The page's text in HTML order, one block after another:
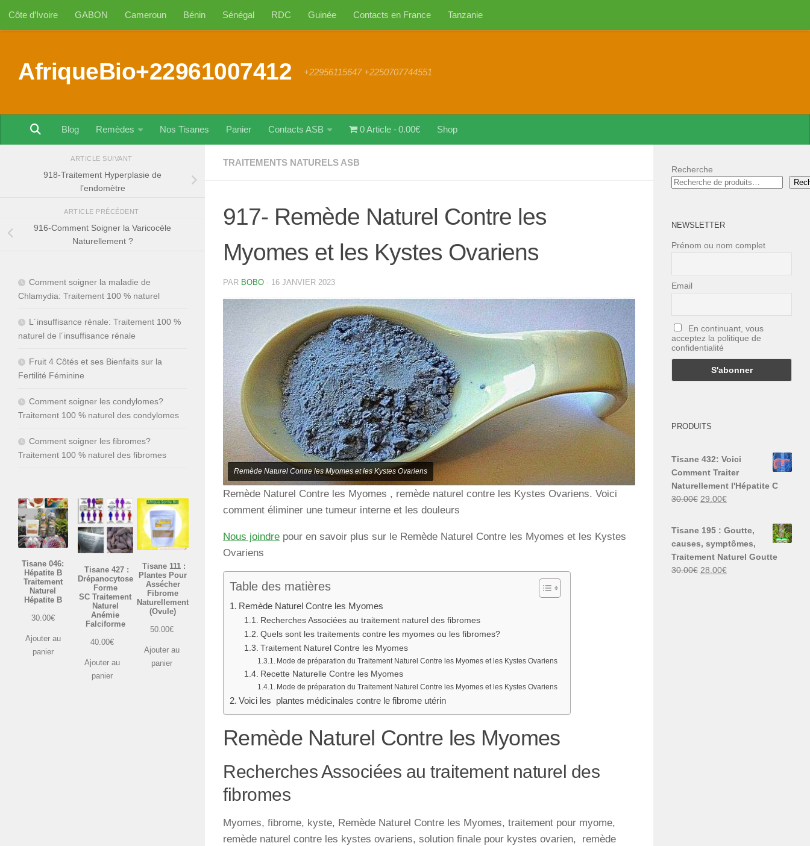
Au dessous du contenu
Côte d’Ivoire GABON Cameroun Bénin Sénégal RDC Guinée Contacts en France Tanzanie
AfriqueBio+22961007412 +22956115647 +2250707744551
Blog Remèdes Nos Tisanes Panier Contacts ASB 0 Article 0.00€ Shop
TRAITEMENTS NATURELS ASB
917- Remède Naturel Contre les
Myomes et les Kystes Ovariens
PAR BOBO · 16 JANVIER 2023
Remède Naturel Contre les Myomes et les Kystes Ovariens
Remède Naturel Contre les Myomes , remède naturel contre les Kystes Ovariens. Voici
comment éliminer une tumeur interne et les douleurs
Nous joindre pour en savoir plus sur le Remède Naturel Contre les Myomes et les Kystes
Ovariens
Table des matières
Remède Naturel Contre les Myomes
Recherches Associées au traitement naturel des fibromes
Quels sont les traitements contre les myomes ou les fibromes?
Traitement Naturel Contre les Myomes
Mode de préparation du Traitement Naturel Contre les Myomes et les Kystes Ovariens
Recette Naturelle Contre les Myomes
Mode de préparation du Traitement Naturel Contre les Myomes et les Kystes Ovariens
Voici les plantes médicinales contre le fibrome utérin
Remède Naturel Contre les Myomes
Recherches Associées au traitement naturel des
fibromes
Myomes, fibrome, kyste, Remède Naturel Contre les Myomes, traitement pour myome,
remède naturel contre les kystes ovariens, solution finale pour kystes ovarien, remède
ARTICLE SUIVANT
918-Traitement Hyperplasie de
l’endomètre
ARTICLE PRÉCÉDENT
916-Comment Soigner la Varicocèle
Naturellement ?
Comment soigner la maladie de
Chlamydia: Traitement 100 % naturel
L´insuffisance rénale: Traitement 100 %
naturel de l´insuffisance rénale
Fruit 4 Côtés et ses Bienfaits sur la
Fertilité Féminine
Comment soigner les condylomes?
Traitement 100 % naturel des condylomes
Comment soigner les fibromes?
Traitement 100 % naturel des fibromes
Tisane 046:
Hépatite B
Traitement
Naturel
Hépatite B
30.00€
Ajouter au
panier
Tisane 427 :
Drépanocytose
Forme
SC Traitement
Naturel
Anémie
Falciforme
40.00€
Ajouter au
panier
Tisane 111 :
Plantes Pour
Assécher
Fibrome
Naturellement
(Ovule)
50.00€
Ajouter au
panier
Recherche
NEWSLETTER
Prénom ou nom complet
Email
En continuant, vous
acceptez la politique de
confidentialité
PRODUITS
Tisane 432: Voici
Comment Traiter
Naturellement l'Hépatite C
30.00€ Le
30.00€.
29.00€Le
est :
Tisane 195 : Goutte,
causes, symptômes,
Traitement Naturel Goutte
30.00€ Le
28.00€Le